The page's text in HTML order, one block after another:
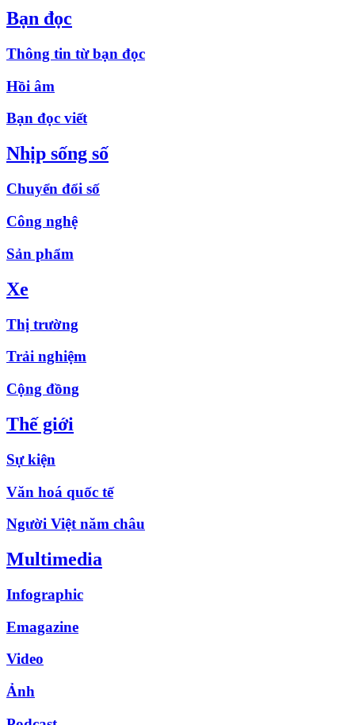
Bạn đọc
Thông tin từ bạn đọc
Hồi âm
Bạn đọc viết
Nhịp sống số
Chuyển đổi số
Công nghệ
Sản phẩm
Xe
Thị trường
Trải nghiệm
Cộng đồng
Thế giới
Sự kiện
Văn hoá quốc tế
Người Việt năm châu
Multimedia
Infographic
Emagazine
Video
Ảnh